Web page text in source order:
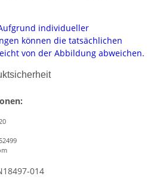
individueller
können die tatsächlichen
von der Abbildung abweichen.
014